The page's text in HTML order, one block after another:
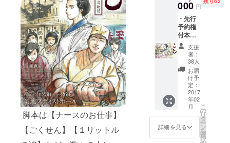
脚本は【ナースのお仕事】
【ごくせん】【１リットル
000 円
・先行
予約権
付本公
演チ
ケット
１名様
（Ｓ
席） ・
こと御
前 ・出
演者全
員の集
合写真
・お礼
のメッ
支援
者：
38人
お届
け予
定：
2017
年02
月
詳細を見る
こ
の
リ
タ
ー
ン
を
選
択